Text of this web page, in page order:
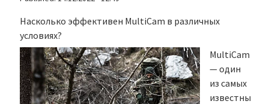
Насколько эффективен MultiCam в различных
условиях?
MultiCam
— один
из самых
известны